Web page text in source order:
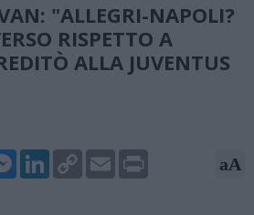
"ALLEGRI-NAPOLI?
RISPETTO A
ALLA JUVENTUS
MessengerLinkedInCopy
Link
Email aA